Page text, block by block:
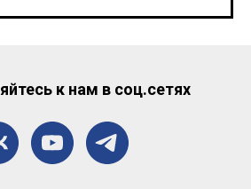
к нам в соц.сетях